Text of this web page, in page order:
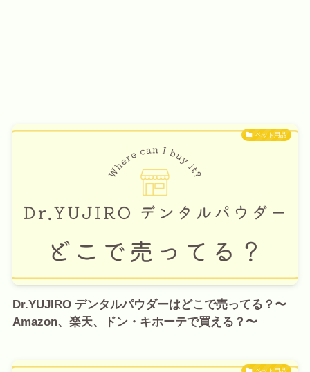
ペット用品
Dr.YUJIRO デンタルパウダーはどこで売ってる？〜
Amazon、楽天、ドン・キホーテで買える？〜
ペット用品